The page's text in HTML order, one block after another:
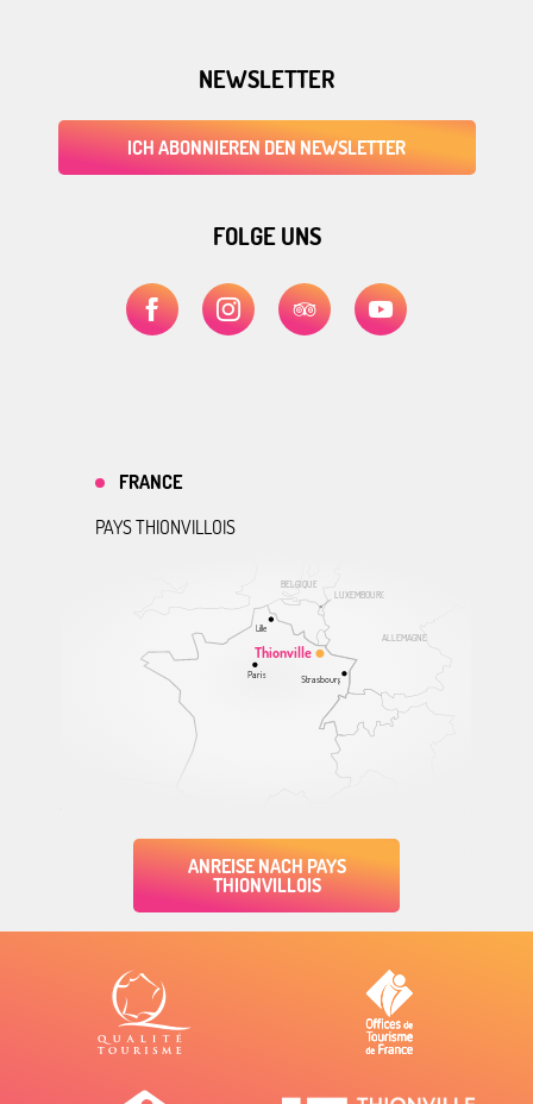
NEWSLETTER
ICH ABONNIEREN DEN NEWSLETTER
FOLGE UNS
ALLEMAGNE
BELGIQUE
LUXEMBOURG
Thionville
Lille
Paris Strasbourg
FRANCE
PAYS THIONVILLOIS
ANREISE NACH PAYS
THIONVILLOIS